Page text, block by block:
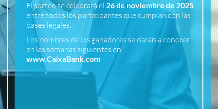
El sorteo se celebrará el 26 de noviembre de 2025
entre todos los participantes que cumplan con las
bases legales.
Los nombres de los ganadores se darán a conocer
en las semanas siguientes en
www.CaixaBank.com